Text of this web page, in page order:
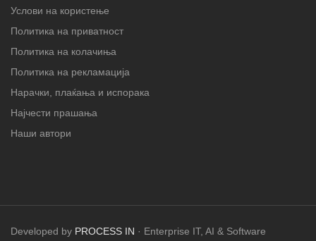
Услови на користење
Политика на приватност
Политика на колачиња
Политика на рекламација
Нарачки, плаќања и испорака
Најчести прашања
Наши автори
Developed by PROCESS IN · Enterprise IT, AI & Software